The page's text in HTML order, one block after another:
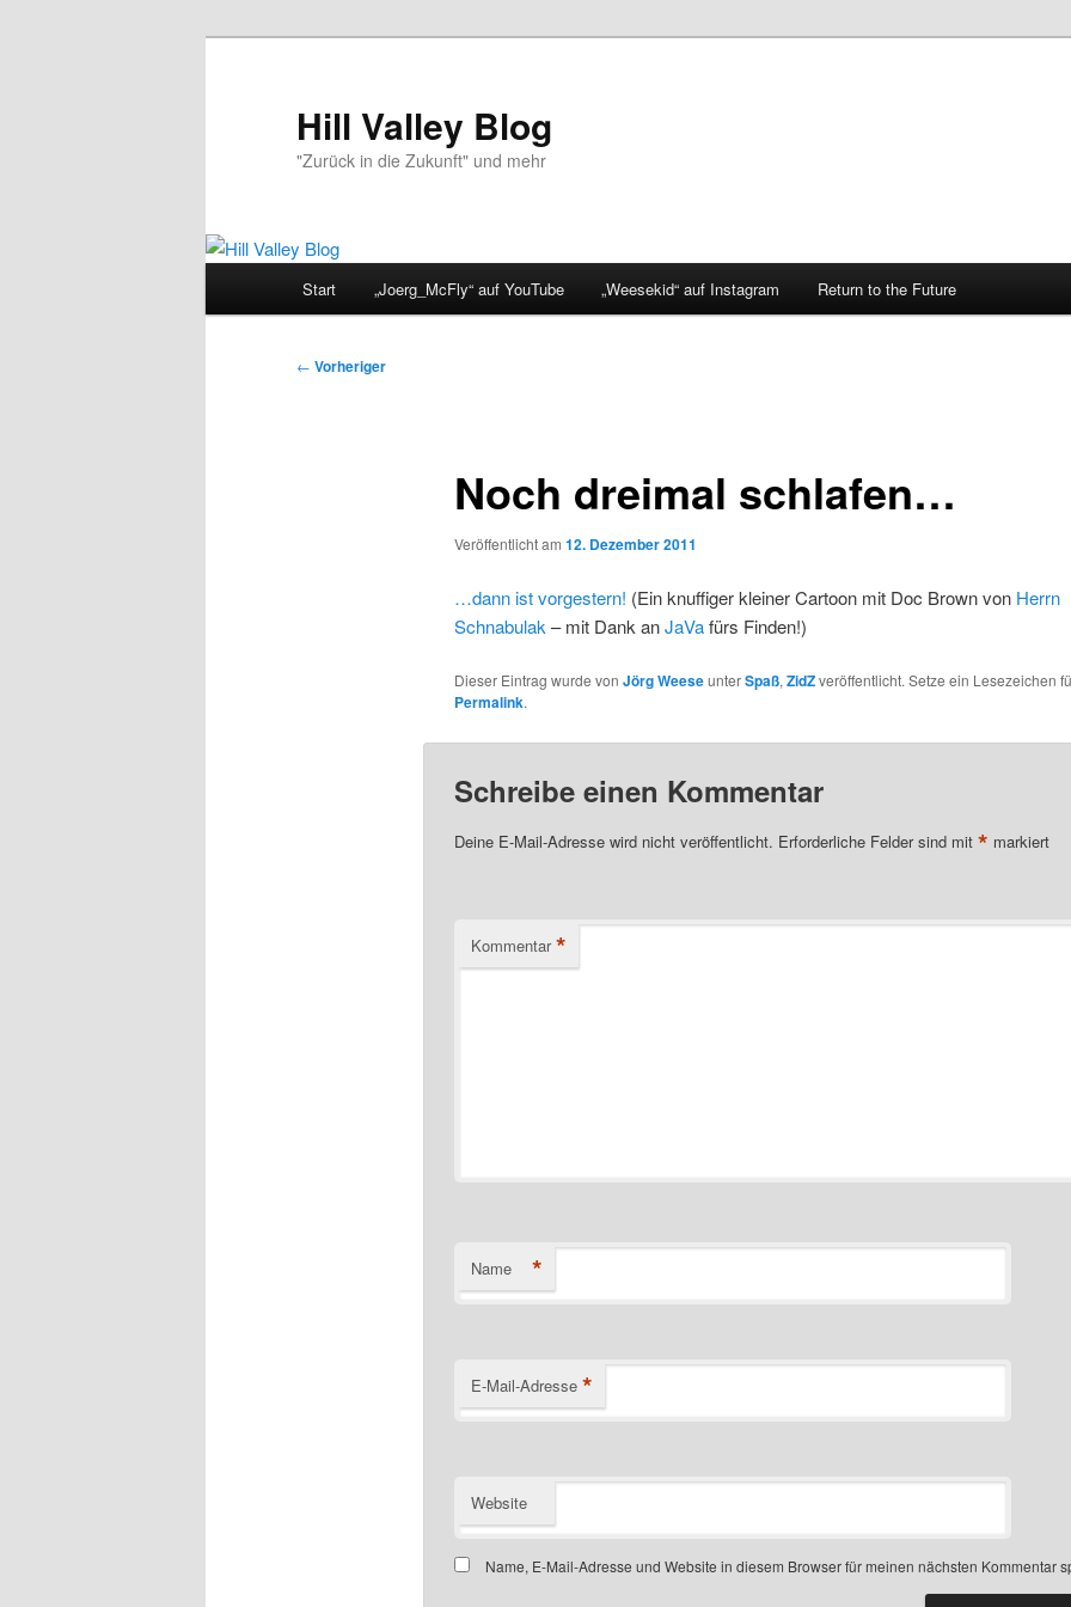
Hill Valley Blog
"Zurück in die Zukunft" und mehr
Start „Joerg_McFly“ auf YouTube „Weesekid“ auf Instagram Return to the Future
Beitragsnavigation
← Vorheriger
Noch dreimal schlafen…
Veröffentlicht am 12. Dezember 2011
…dann ist vorgestern! (Ein knuffiger kleiner Cartoon mit Doc Brown von Herrn
Schnabulak – mit Dank anJaVafürs Finden!)
Dieser Eintrag wurde von Jörg WeeseunterSpaß,ZidZveröffentlicht. Setze ein Lesezeichen
Permalink.
Schreibe einen Kommentar
Deine E-Mail-Adresse wird nicht veröffentlicht. Erforderliche Felder sind mit * markiert
Kommentar *
Name *
E-Mail-Adresse *
Website
Name, E-Mail-Adresse und Website in diesem Browser für meinen nächsten Kommentar